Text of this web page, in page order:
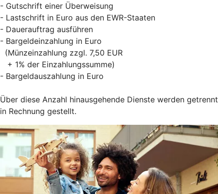
- Gutschrift einer Überweisung
- Lastschrift in Euro aus den EWR-Staaten
- Dauerauftrag ausführen
- Bargeldeinzahlung in Euro
(Münzeinzahlung zzgl. 7,50 EUR
+ 1% der Einzahlungssumme)
- Bargeldauszahlung in Euro
Über diese Anzahl hinausgehende Dienste werden getrennt
in Rechnung gestellt.